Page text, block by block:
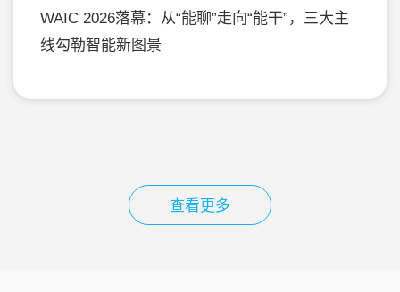
WAIC 2026落幕：从“能聊”走向“能干”，三大主
线勾勒智能新图景
查看更多